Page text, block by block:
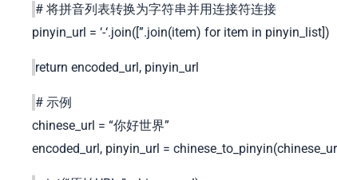
# 将拼音列表转换为字符串并用连接符连接
pinyin_url =‘-‘.join([”.join(item)foritem in pinyin_list])
return encoded_url, pinyin_url
# 示例
chinese_url =“你好世界”
encoded_url, pinyin_url =